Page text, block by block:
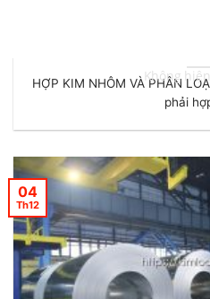
HỢP KIM NHÔM VÀ PHÂN
phải
04
Th12
Không